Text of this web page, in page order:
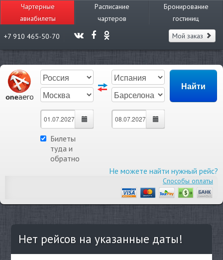
Чартерные
авиабилеты
Расписание
чартеров
Бронирование
гостиниц
+7 910 465-50-70
Мой заказ
Билеты
туда и
обратно
Не можете найти нужный рейс?
Способы оплаты
Нет рейсов на указанные даты!